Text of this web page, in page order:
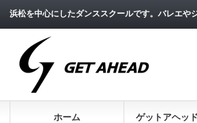
浜松を中心にしたダンススクールです。バレエ
ホーム ゲットアヘッ